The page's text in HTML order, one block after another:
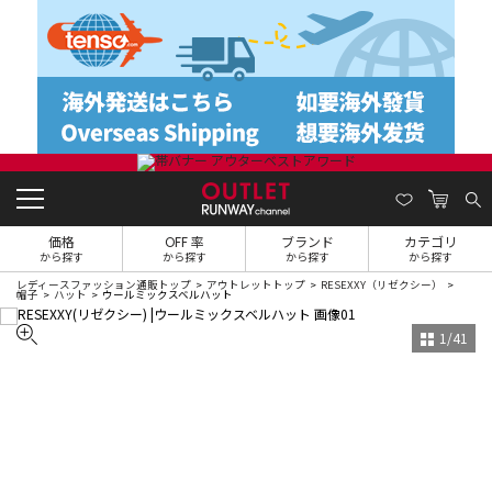
価格
から探す
OFF 率
から探す
ブランド
から探す
カテゴリ
から探す
レディースファッション通販トップ アウトレットトップ RESEXXY（リゼクシー）
帽子 ハット ウールミックスベルハット
1 /41